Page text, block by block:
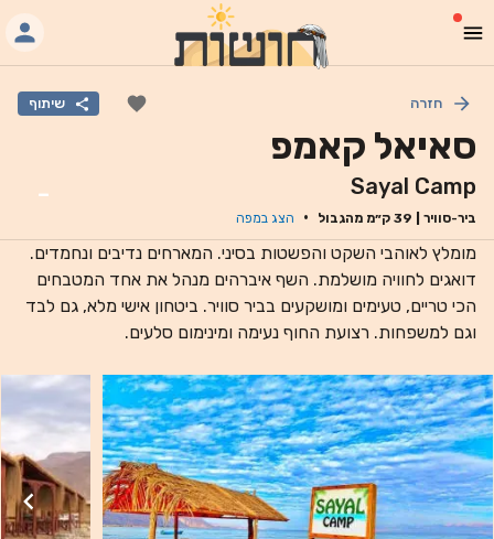
חזרה שיתוף
סאיאל קאמפ
Sayal Camp
ביר-סוויר 39 ק״מ מהגבול · הצג במפה
-
מומלץ לאוהבי השקט והפשטות בסיני. המארחים נדיבים ונחמדים.
דואגים לחוויה מושלמת. השף איברהים מנהל את אחד המטבחים
הכי טריים, טעימים ומושקעים בביר סוויר. ביטחון אישי מלא, גם לבד
וגם למשפחות. רצועת החוף נעימה ומינימום סלעים.